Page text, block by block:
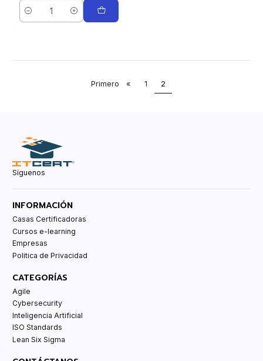
Cantidad
Primero « 1 2
Síguenos
INFORMACIÓN
Casas Certificadoras
Cursos e-learning
Empresas
Politica de Privacidad
CATEGORÍAS
Agile
Cybersecurity
Inteligencia Artificial
ISO Standards
Lean Six Sigma